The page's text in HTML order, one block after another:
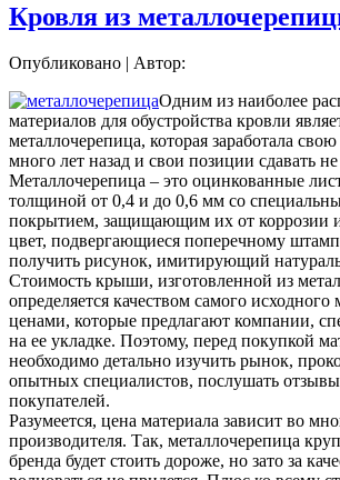
Кровля из
Опубликовано | Автор:
Одним из наиболее
материалов для обустройства кровли
металлочерепица, которая заработала
много лет назад и свои позиции сдавать не
Металлочерепица – это оцинкованные
толщиной от 0,4 и до 0,6 мм со
покрытием, защищающим их от
цвет, подвергающиеся поперечному
получить рисунок, имитирующий
Стоимость крыши, изготовленной из
определяется качеством самого исходного
ценами, которые предлагают компании,
на ее укладке. Поэтому, перед покупкой
необходимо детально изучить рынок,
опытных специалистов, послушать
покупателей.
Разумеется, цена материала зависит во
производителя. Так, металлочерепица
бренда будет стоить дороже, но зато за